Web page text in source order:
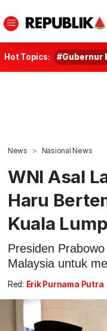
Hot Topics: #Gubernur
News Nasional News
WNI Asal
Haru
Kuala
Presiden
Malaysia untuk
Red: Erik Purnama Putra